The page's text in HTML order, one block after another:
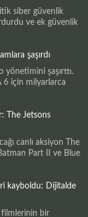
siber güvenlik
ve ek güvenlik
şaşırdı
yönetimini şaşırttı.
6 için milyarlarca
The Jetsons
canlı aksiyon The
Part II ve Blue
kayboldu: Dijitalde
filmlerinin bir